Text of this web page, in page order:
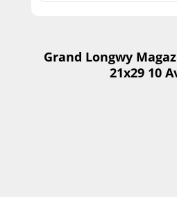
Grand Longwy
21x29 10